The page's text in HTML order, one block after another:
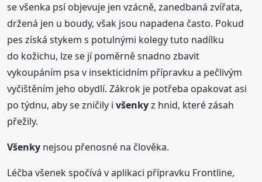
se všenka psí objevuje jen vzácně, zanedbaná zvířata,
držená jen u boudy, však jsou napadena často. Pokud
pes získá stykem s potulnými kolegy tuto nadílku
do kožichu, lze se jí poměrně snadno zbavit
vykoupáním psa v insekticidním přípravku a pečlivým
vyčištěním jeho obydlí. Zákrok je potřeba opakovat asi
po týdnu, aby se zničily ivšenkyz hnid, které zásah
přežily.
Všenky nejsou přenosné na člověka.
Léčba všenek spočívá v aplikaci přípravku Frontline,